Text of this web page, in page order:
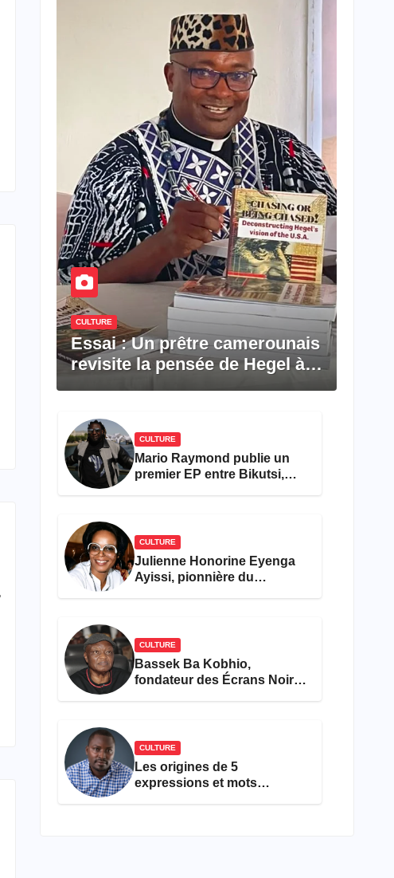
CULTURE
Essai : Un prêtre camerounais
revisite la pensée de Hegel à
CULTURE
Mario Raymond publie un
premier EP entre Bikutsi,
CULTURE
Julienne Honorine Eyenga
Ayissi, pionnière du
CULTURE
Bassek Ba Kobhio,
fondateur des Écrans Noirs,
CULTURE
Les origines de 5
expressions et mots